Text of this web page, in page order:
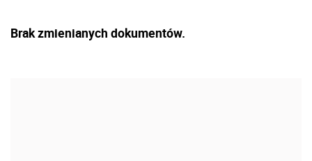
Brak zmienianych dokumentów.